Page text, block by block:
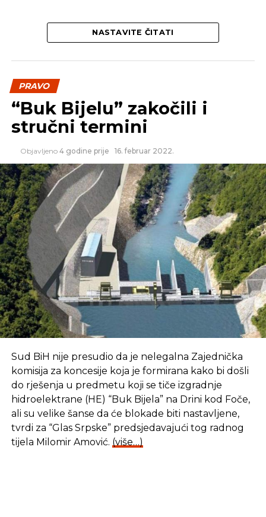
NASTAVITE ČITATI
PRAVO
“Buk Bijelu” zakočili i
stručni termini
Objavljeno 4 godine prije 16. februar 2022.
Sud BiH nije presudio da je nelegalna Zajednička
komisija za koncesije koja je formirana kako bi došli
do rješenja u predmetu koji se tiče izgradnje
hidroelektrane (HE) “Buk Bijela” na Drini kod Foče,
ali su velike šanse da će blokade biti nastavljene,
tvrdi za “Glas Srpske” predsjedavajući tog radnog
tijela Milomir Amović. (više…)